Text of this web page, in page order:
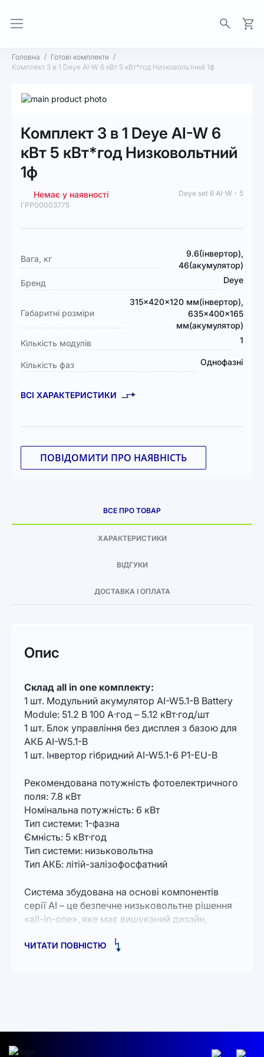
Головна
Готові комплекти
Комплект 3 в 1 Deye AI-W 6 кВт 5 кВт*год Низковольтний 1ф
Перейти
галереї
зображень
початку
галереї
зображень
Комплект 3 в 1 Deye AI-W 6
кВт 5 кВт*год Низковольтний
1ф
Немає у наявності
Deye set 6 AI-W - 5
ГРР00003775
Вага, кг
9.6(інвертор),
46(акумулятор)
Бренд
Deye
Габаритні розміри
315×420×120 мм(інвертор),
635×400×165
мм(акумулятор)
Кількість модулів
1
Кількість фаз Однофазні
ВСІ ХАРАКТЕРИСТИКИ
ПОВІДОМИТИ ПРО НАЯВНІСТЬ
ВСЕ ПРО ТОВАР
ХАРАКТЕРИСТИКИ
ВІДГУКИ
ДОСТАВКА І ОПЛАТА
Опис
Склад all in one комплекту:
1 шт. Модульний акумулятор AI-W5.1-B Battery
Module: 51.2 В 100 А·год – 5.12 кВт·год/шт
1 шт. Блок управління без дисплея з базою для
АКБ AI-W5.1-B
1 шт. Інвертор гібридний AI-W5.1-6 P1-EU-B
Рекомендована потужність фотоелектричного
поля: 7.8 кВт
Номінальна потужність: 6 кВт
Тип системи: 1-фазна
Ємність: 5 кВт·год
Тип системи: низьковольтна
Тип АКБ: літій-залізофосфатний
Система збудована на основі компонентів
серії AI – це безпечне низьковольтне рішення
«all-in-one», яке має вишуканий дизайн,
зовнішнього розміщення, не псуючи
ЧИТАТИ ПОВНІСТЮ